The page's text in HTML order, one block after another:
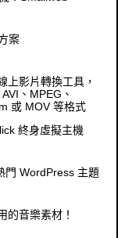
案
上影片轉換工具，
、MPEG、
或 MOV 等格式
終身虛擬主機
門 WordPress 主題
的音樂素材！